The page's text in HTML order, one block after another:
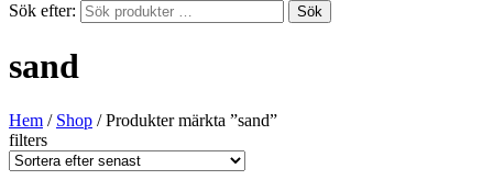
Sök efter: Sök
sand
Hem / Shop / Produkter märkta ”sand”
filters